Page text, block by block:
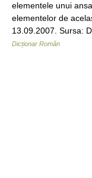
elementele unui
elementelor de
13.09.2007. Sursa:
Dicționar Român